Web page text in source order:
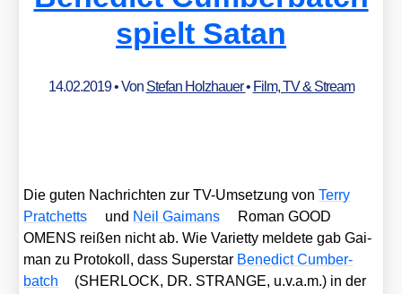
spielt Satan
14.02.2019• Von Stefan Holzhauer• Film, TV & Stream
Die guten Nach­rich­ten zur TV-Umset­zung vonTer­ry
Prat­chetts
und Neil Gai­mans
Roman GOOD
OMENS rei­ßen nicht ab. Wie Vari­et­ty mel­de­te gab Gai­
man zu Pro­to­koll, dass Super­star Bene­dict Cum­ber­
batch
(SHERLOCK, DR. STRANGE, u.v.a.m.) in der